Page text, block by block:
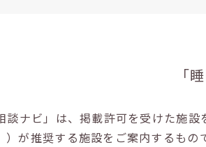
「
談ナビ」は、掲載許可を受けた施
）が推奨する施設をご案内するも